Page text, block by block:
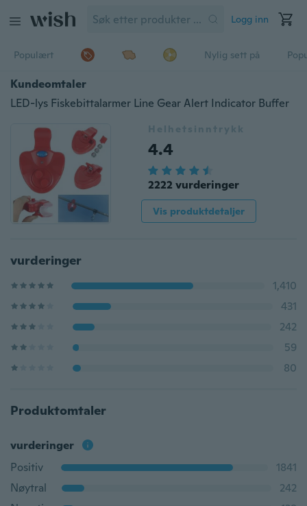
Logg inn
Populært Nylig sett på
Kundeomtaler
LED-lys Fiskebittalarmer Line Gear Alert Indicator Buffer
Helhetsinntrykk
4.4
2222 vurderinger
Vis produktdetaljer
vurderinger
1,410
431
242
59
80
Produktomtaler
vurderinger
Positiv
1841
Nøytral
242